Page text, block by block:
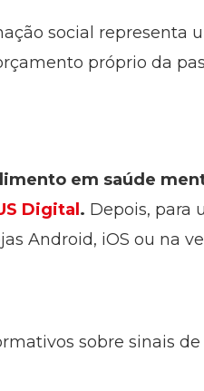
social representa
próprio da
em saúde
Digital . Depois, para
Android, iOS ou na
sobre sinais